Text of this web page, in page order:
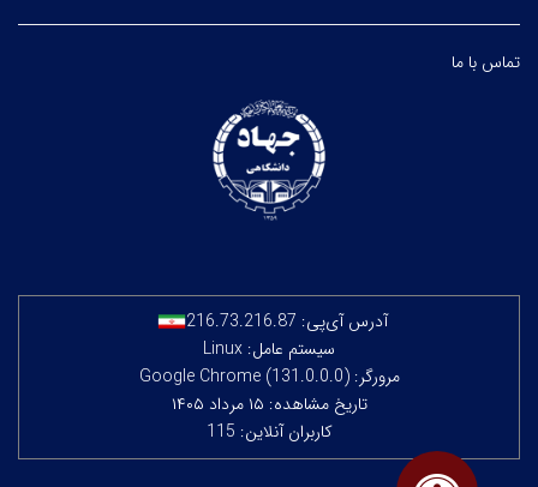
تماس با ما
آدرس آی‌پی: 216.73.216.87
سیستم عامل: Linux
مرورگر: Google Chrome (131.0.0.0)
تاریخ مشاهده: ۱۵ مرداد ۱۴۰۵
کاربران آنلاین: 115